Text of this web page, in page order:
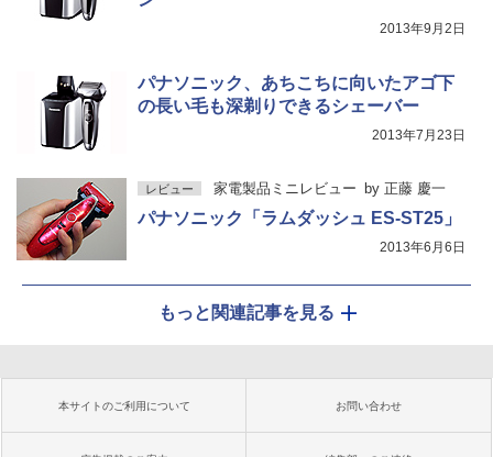
2013年9月2日
パナソニック、あちこちに向いたアゴ下
の長い毛も深剃りできるシェーバー
2013年7月23日
レビュー 家電製品ミニレビュー by 正藤 慶一
パナソニック「ラムダッシュ ES-ST25」
2013年6月6日
もっと関連記事を見る
本サイトのご利用について お問い合わせ